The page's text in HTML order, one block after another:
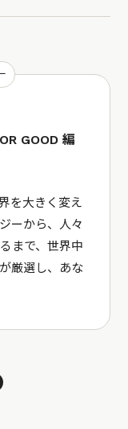
GOOD 編
を大きく変え
ーから、人々
まで、世界中
厳選し、あな